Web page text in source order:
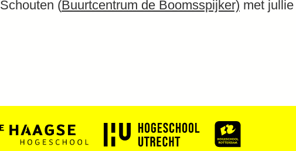
Schouten (Buurtcentrum de Boomsspijker) met